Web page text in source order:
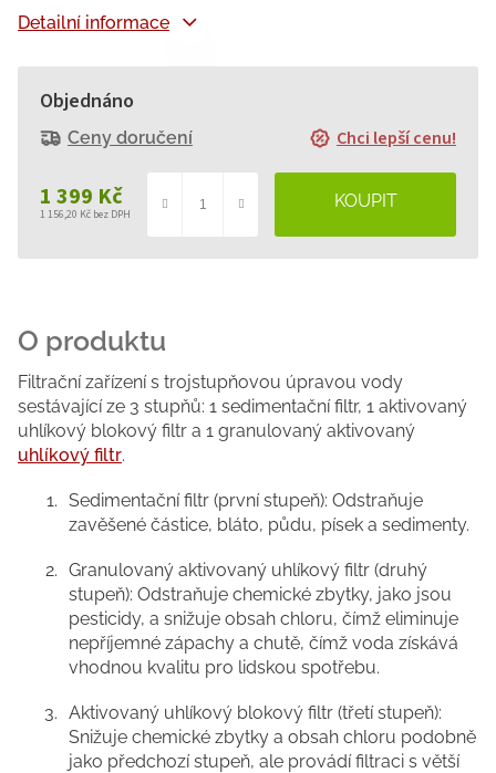
1 399 Kč
1 156,20 Kč bez DPH
cena:
Objednáno
Ceny doručení Chci lepší cenu!
Detailní informace
Filtrační zařízení s trojstupňovou úpravou vody
sestávající ze 3 stupňů: 1 sedimentační filtr, 1 aktivovaný
uhlíkový blokový filtr a 1 granulovaný aktivovaný
uhlíkový filtr.
Sedimentační filtr (první stupeň): Odstraňuje
zavěšené částice, bláto, půdu, písek a sedimenty.
Granulovaný aktivovaný uhlíkový filtr (druhý
stupeň): Odstraňuje chemické zbytky, jako jsou
pesticidy, a snižuje obsah chloru, čímž eliminuje
nepříjemné zápachy a chutě, čímž voda získává
vhodnou kvalitu pro lidskou spotřebu.
Aktivovaný uhlíkový blokový filtr (třetí stupeň):
Snižuje chemické zbytky a obsah chloru podobně
jako předchozí stupeň, ale provádí filtraci s větší